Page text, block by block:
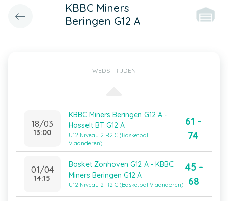
KBBC Miners
Beringen G12 A
WEDSTRIJDEN
18/03
13:00
KBBC Miners Beringen G12 A -
Hasselt BT G12 A
U12 Niveau 2 R2 C (Basketbal
Vlaanderen)
61 -
74
01/04
14:15
Basket Zonhoven G12 A - KBBC
Miners Beringen G12 A
U12 Niveau 2 R2 C (Basketbal Vlaanderen)
45 -
68